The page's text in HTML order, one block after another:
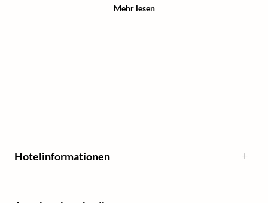
Mehr lesen
Hotelinformationen